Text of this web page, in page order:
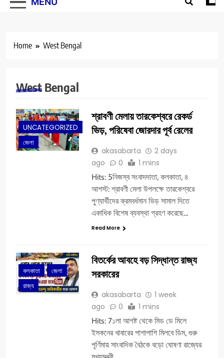
Home West Bengal
West Bengal
UNCATEGORIZED
জেলা
শ্রাবণী মেলায় তারকেশ্বরে রেকর্ড
ভিড়, পরিষেবা জোরদার পূর্ব রেলের
akasabarta
2 days
ago
0 1 mins
Hits: 5নিজস্ব সংবাদদাতা, কলকাতা, ৪
আগস্ট: শ্রাবণী মেলা উপলক্ষে তারকেশ্বরে
পুণ্যার্থীদের ক্রমবর্ধমান ভিড় সামাল দিতে
একাধিক বিশেষ ব্যবস্থা গ্রহণ করেছে…
Read More
কলকাতা
জেলা
রাজ্য
বিতর্কের আবহে বড় সিদ্ধান্ত রাজ্য
সরকারের
akasabarta
1 week
ago
0 1 mins
Hits: 7১লা আগষ্ট থেকে মিড ডে মিলে
ইসকনের খাবারের পাশাপাশি মিলবে ডিম, গুরু
পূর্ণিমায় সাংবাদিক বৈঠকে বড়ো ঘোষণা রাজ্যের